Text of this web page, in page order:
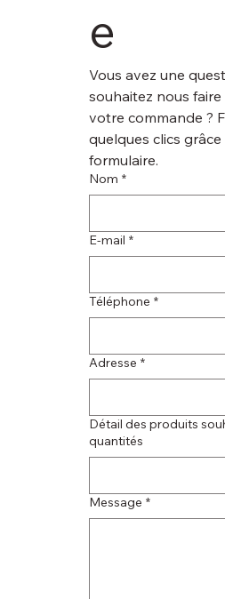
e
Vous avez une
souhaitez nous
votre commande ?
quelques clics grâce
formulaire.
Nom *
E‑mail *
Téléphone *
Adresse *
Détail des produits
quantités
Message *